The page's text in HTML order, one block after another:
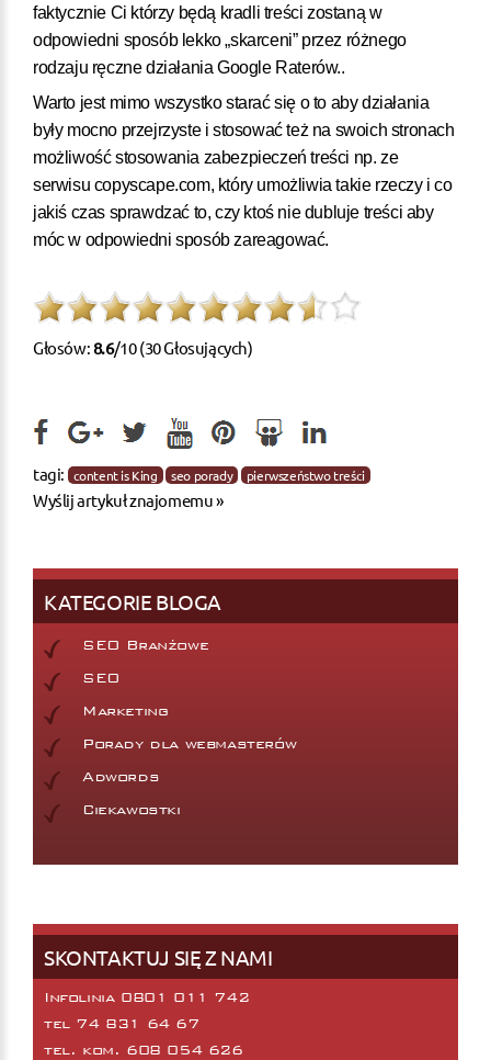
faktycznie Ci którzy będą kradli treści zostaną w
odpowiedni sposób lekko „skarceni” przez różnego
rodzaju ręczne działania Google Raterów..
Warto jest mimo wszystko starać się o to aby działania
były mocno przejrzyste i stosować też na swoich stronach
możliwość stosowania zabezpieczeń treści np. ze
serwisu copyscape.com, który umożliwia takie rzeczy i co
jakiś czas sprawdzać to, czy ktoś nie dubluje treści aby
móc w odpowiedni sposób zareagować.
Głosów:8.6/10 (30 Głosujących)
tagi: content is King seo porady pierwszeństwo treści
Wyślij artykuł znajomemu »
KATEGORIE BLOGA
SEO Branżowe
SEO
Marketing
Porady dla webmasterów
Adwords
Ciekawostki
SKONTAKTUJ SIĘ Z NAMI
Infolinia 0801 011 742
tel 74 831 64 67
tel. kom. 608 054 626